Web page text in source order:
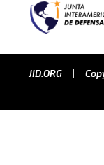
JID.ORG